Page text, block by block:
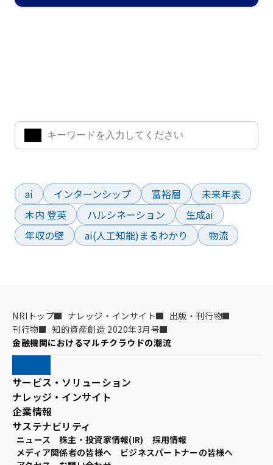
ai
インターンシップ 富裕層
未来年表
木内 登英
ハルシネーション
生成ai
年収の壁
ai(人工知能)まるわかり 物流
NRIトップ ナレッジ・インサイト
出版・刊行物
刊行物
知的資産創造 2020年3月号
金融機関におけるマルチクラウドの潮流
サービス・ソリューション
ナレッジ・インサイト
企業情報
サステナビリティ
ニュース 株主・投資家情報(IR)
採用情報
メディア関係者の皆様へ
ビジネスパートナーの皆様へ